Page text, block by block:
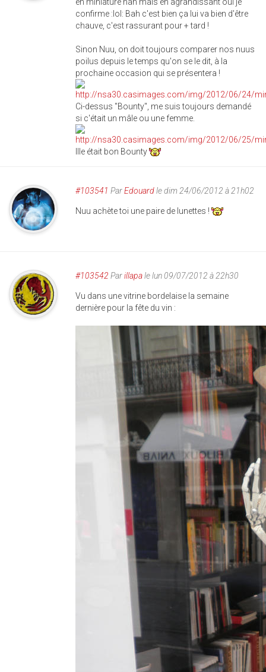
confirme :lol: Bah c'est bien ça lui va bien d'être
chauve, c'est rassurant pour + tard !
Sinon Nuu, on doit toujours comparer nos nuus
poilus depuis le temps qu'on se le dit, à la
prochaine occasion qui se présentera !
Ci-dessus "Bounty", me suis toujours demandé
si c'était un mâle ou une femme.
Ille était bon Bounty
#103541 ParEdouardle dim 24/06/2012 à 21h02
Nuu achète toi une paire de lunettes !
#103542 Parillapale lun 09/07/2012 à 22h30
Vu dans une vitrine bordelaise la semaine
dernière pour la fête du vin :